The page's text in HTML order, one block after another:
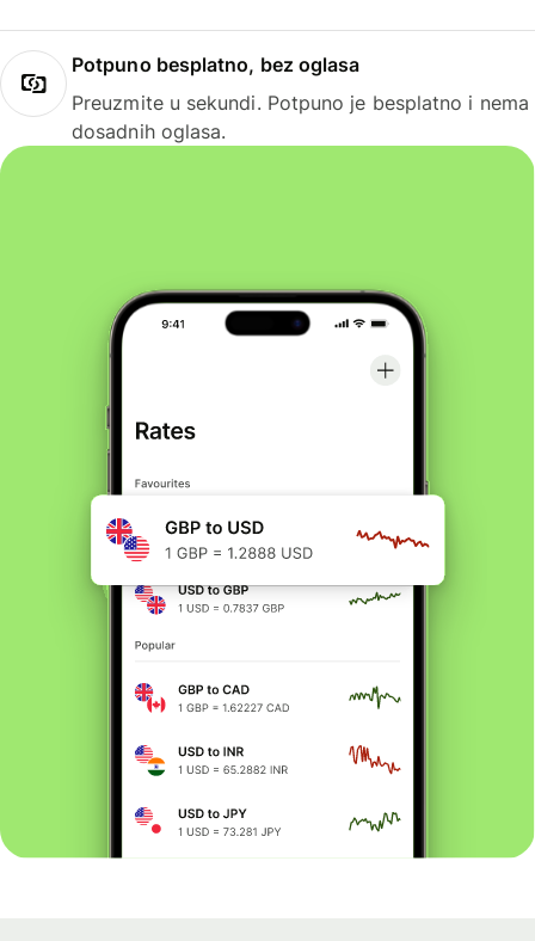
Potpuno besplatno, bez oglasa
Preuzmite u sekundi. Potpuno je besplatno i nema
dosadnih oglasa.